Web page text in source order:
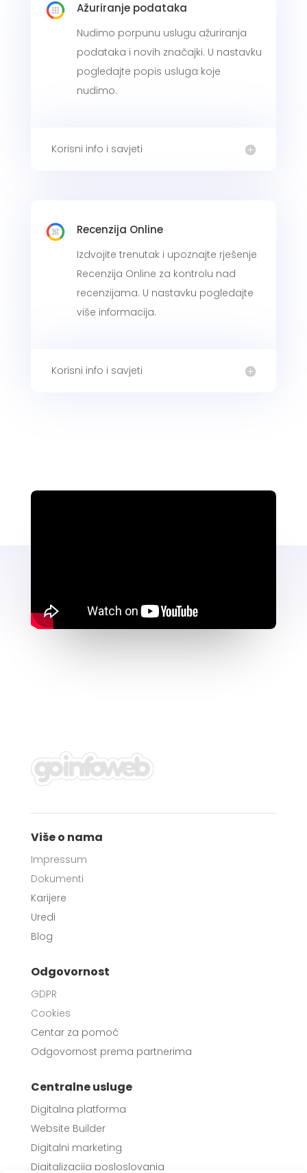
Ažuriranje podataka
Nudimo porpunu uslugu ažuriranja
podataka i novih značajki. U nastavku
pogledajte popis usluga koje
nudimo.
Korisni info i savjeti
Recenzija Online
Izdvojite trenutak i upoznajte rješenje
Recenzija Online za kontrolu nad
recenzijama. U nastavku pogledajte
više informacija.
Korisni info i savjeti
Više o nama
Impressum
Dokumenti
Karijere
Uredi
Blog
Odgovornost
GDPR
Cookies
Centar za pomoć
Odgovornost prema partnerima
Centralne usluge
Digitalna platforma
Website Builder
Digitalni marketing
Digitalizacija posloslovanja